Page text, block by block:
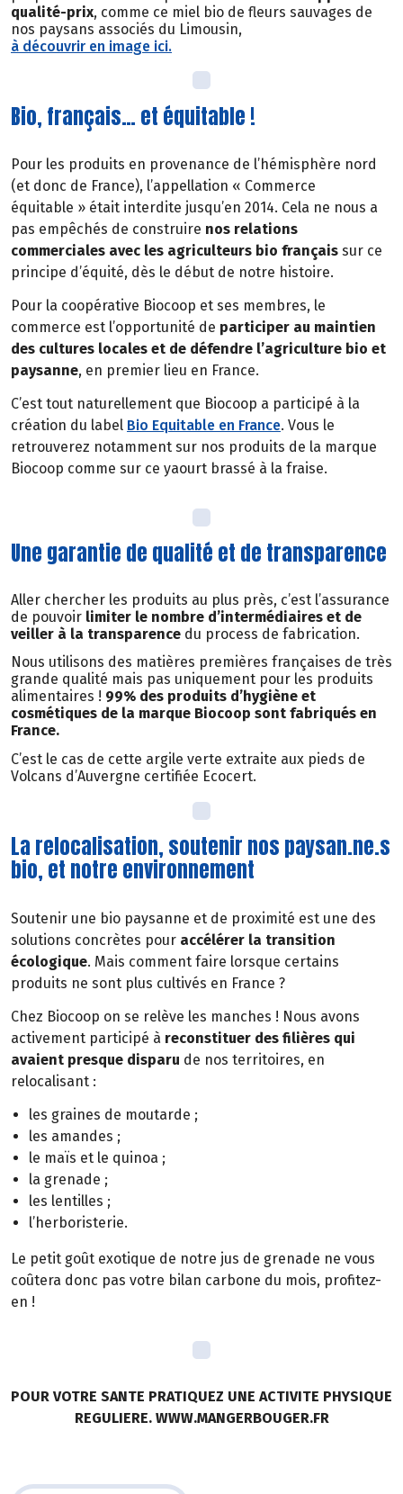
qualité-prix, comme ce miel bio de fleurs sauvages de
nos paysans associés du Limousin,
à découvrir en image ici.
Bio, français… et équitable !
Pour les produits en provenance de l’hémisphère nord
(et donc de France), l’appellation « Commerce
équitable » était interdite jusqu’en 2014. Cela ne nous a
pas empêchés de construire nos relations
commerciales avec les agriculteurs bio français sur ce
principe d’équité, dès le début de notre histoire.
Pour la coopérative Biocoop et ses membres, le
commerce est l’opportunité de participer au maintien
des cultures locales et de défendre l’agriculture bio et
paysanne, en premier lieu en France.
C’est tout naturellement que Biocoop a participé à la
création du label Bio Equitable en France. Vous le
retrouverez notamment sur nos produits de la marque
Biocoop comme sur ce yaourt brassé à la fraise.
Une garantie de qualité et de transparence
Aller chercher les produits au plus près, c’est l’assurance
de pouvoir limiter le nombre d’intermédiaires et de
veiller à la transparence du process de fabrication.
Nous utilisons des matières premières françaises de très
grande qualité mais pas uniquement pour les produits
alimentaires ! 99% des produits d’hygiène et
cosmétiques de la marque Biocoop sont fabriqués en
France.
C’est le cas de cette argile verte extraite aux pieds de
Volcans d’Auvergne certifiée Ecocert.
La relocalisation, soutenir nos paysan.ne.s
bio, et notre environnement
Soutenir une bio paysanne et de proximité est une des
solutions concrètes pour accélérer la transition
écologique. Mais comment faire lorsque certains
produits ne sont plus cultivés en France ?
Chez Biocoop on se relève les manches ! Nous avons
activement participé à reconstituer des filières qui
avaient presque disparu de nos territoires, en
relocalisant :
les graines de moutarde ;
les amandes ;
le maïs et le quinoa ;
la grenade ;
les lentilles ;
l’herboristerie.
Le petit goût exotique de notre jus de grenade ne vous
coûtera donc pas votre bilan carbone du mois, profitez-
en !
POUR VOTRE SANTE PRATIQUEZ UNE ACTIVITE PHYSIQUE
REGULIERE. WWW.MANGERBOUGER.FR